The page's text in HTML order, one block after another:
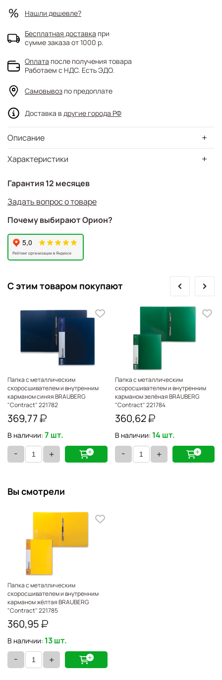
Характеристики
Описание
Гарантия 12 месяцев
Задать вопрос о товаре
Почему выбирают Орион?
Нашли дешевле?
Бесплатная доставка при
сумме заказа от 1000 р.
Оплата после получения товара
Работаем с НДС. Есть ЭДО.
Самовывоз по предоплате
Доставка в другие города РФ
С этим товаром покупают
Папка с металлическим
скоросшивателем и внутренним
карманом синяя BRAUBERG
"Contract" 221782
369,77
В наличии: 7 шт.
- +
Папка с металлическим
скоросшивателем и внутренним
карманом зелёная BRAUBERG
"Contract" 221784
360,62
В наличии: 14 шт.
- +
prev next
Вы смотрели
Папка с металлическим
скоросшивателем и внутренним
карманом жёлтая BRAUBERG
"Contract" 221785
360,95
В наличии: 13 шт.
- +